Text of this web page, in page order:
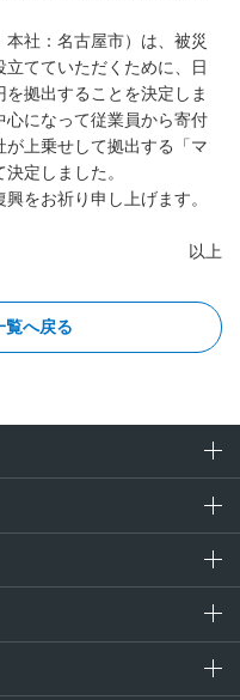
社：名古屋市）は、被災
てていただくために、日
拠出することを決定しま
心になって従業員から寄付
上乗せして拠出する「マ
定しました。
をお祈り申し上げます。
以上
覧へ戻る